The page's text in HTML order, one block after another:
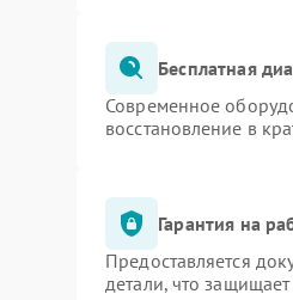
Бесплатная
Современное
восстановление в
Гарантия на
Предоставляется
детали, что